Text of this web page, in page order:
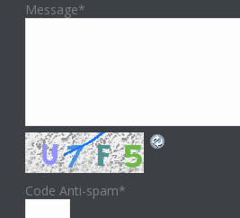
Message*
Code Anti-spam*